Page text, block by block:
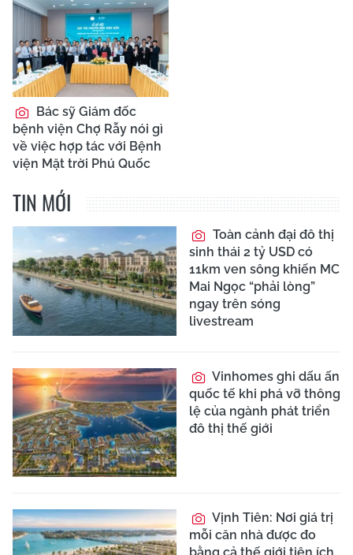
Bác sỹ Giám đốc
bệnh viện Chợ Rẫy nói gì
về việc hợp tác với Bệnh
viện Mặt trời Phú Quốc
TIN MỚI
Toàn cảnh đại đô thị
sinh thái 2 tỷ USD có
11km ven sông khiến MC
Mai Ngọc “phải lòng”
ngay trên sóng
livestream
Vinhomes ghi dấu ấn
quốc tế khi phá vỡ thông
lệ của ngành phát triển
đô thị thế giới
Vịnh Tiên: Nơi giá trị
mỗi căn nhà được đo